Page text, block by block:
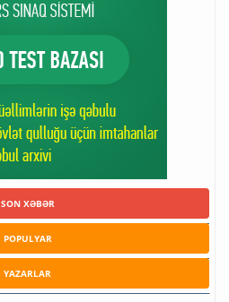
SON XƏBƏR
POPULYAR
YAZARLAR